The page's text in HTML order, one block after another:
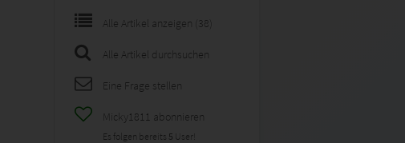
Alle Artikel anzeigen (38)
Alle Artikel durchsuchen
Eine Frage stellen
Micky1811 abonnieren
Es folgen bereits 5 User!